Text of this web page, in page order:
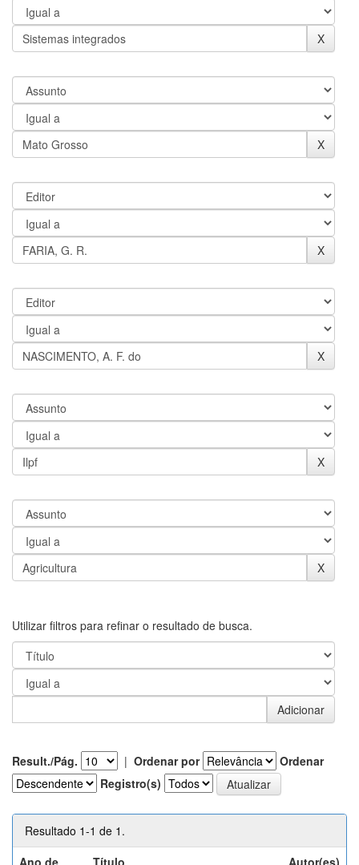
Utilizar filtros para refinar o resultado de busca.
Result./Pág. | Ordenar por
Ordenar
Registro(s)
Resultado 1-1 de 1.
Ano de
Título Autor(es)